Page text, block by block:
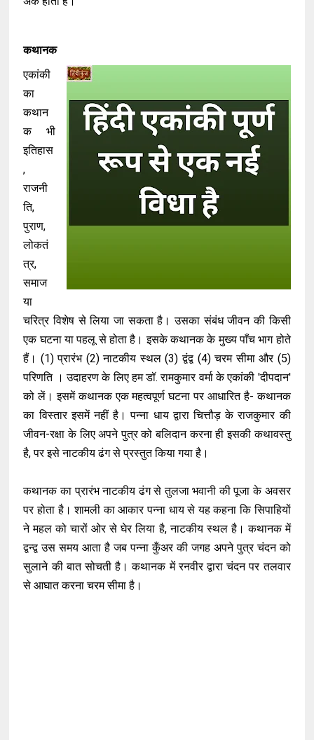
कथानक
एकांकी
का
कथान
क भी
इतिहास
,
राजनी
ति,
पुराण,
लोकतं
त्र,
समाज
या
चरित्र विशेष से लिया जा सकता है। उसका संबंध जीवन की किसी
एक घटना या पहलू से होता है। इसके कथानक के मुख्य पाँच भाग होते
हैं। (1) प्रारंभ (2) नाटकीय स्थल (3) द्वंद्व (4) चरम सीमा और (5)
परिणति । उदाहरण के लिए हम डॉ. रामकुमार वर्मा के एकांकी 'दीपदान'
को लें। इसमें कथानक एक महत्वपूर्ण घटना पर आधारित है- कथानक
का विस्तार इसमें नहीं है। पन्ना धाय द्वारा चित्तौड़ के राजकुमार की
जीवन-रक्षा के लिए अपने पुत्र को बलिदान करना ही इसकी कथावस्तु
है, पर इसे नाटकीय ढंग से प्रस्तुत किया गया है।
कथानक का प्रारंभ नाटकीय ढंग से तुलजा भवानी की पूजा के अवसर
पर होता है। शामली का आकार पन्ना धाय से यह कहना कि सिपाहियों
ने महल को चारों ओर से घेर लिया है, नाटकीय स्थल है। कथानक में
द्वन्द्व उस समय आता है जब पन्ना कुँअर की जगह अपने पुत्र चंदन को
सुलाने की बात सोचती है। कथानक में रनवीर द्वारा चंदन पर तलवार
से आघात करना चरम सीमा है।